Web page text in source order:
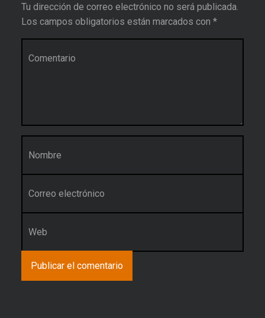
Tu dirección de correo electrónico no será publicada.
Los campos obligatorios están marcados con *
Nombre
*
Web